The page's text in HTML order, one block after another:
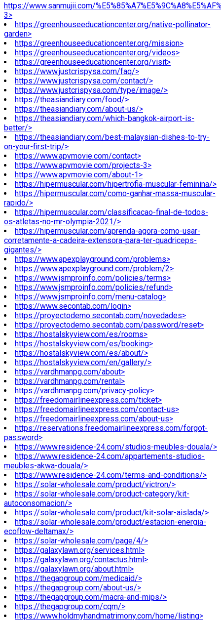
https://www.sanmujii.com/
3>
https://greenhouseeducationcenter.org/native-pollinator-
garden>
https://greenhouseeducationcenter.org/mission>
https://greenhouseeducationcenter.org/videos>
https://greenhouseeducationcenter.org/visit>
https://www.justcrispysa.com/faq/>
https://www.justcrispysa.com/contact/>
https://www.justcrispysa.com/type/image/>
https://theasiandiary.com/food/>
https://theasiandiary.com/about-us/>
https://theasiandiary.com/which-bangkok-airport-is-
better/>
https://theasiandiary.com/best-malaysian-dishes-to-try-
on-your-first-trip/>
https://www.apvmovie.com/contact>
https://www.apvmovie.com/projects-3>
https://www.apvmovie.com/about-1>
https://hipermuscular.com/hipertrofia-muscular-feminina/>
https://hipermuscular.com/como-ganhar-massa-muscular-
rapido/>
https://hipermuscular.com/classificacao-final-de-todos-
os-atletas-no-mr-olympia-2021/>
https://hipermuscular.com/aprenda-agora-como-usar-
corretamente-a-cadeira-extensora-para-ter-quadriceps-
gigantes/>
https://www.apexplayground.com/problems>
https://www.apexplayground.com/problem/2>
https://www.jsmproinfo.com/policies/terms>
https://www.jsmproinfo.com/policies/refund>
https://www.jsmproinfo.com/menu-catalog>
https://www.secontab.com/login>
https://proyectodemo.secontab.com/novedades>
https://proyectodemo.secontab.com/password/reset>
https://hostalskyview.com/es/rooms>
https://hostalskyview.com/es/booking>
https://hostalskyview.com/es/about/>
https://hostalskyview.com/en/gallery/>
https://vardhmanpg.com/about>
https://vardhmanpg.com/rental>
https://vardhmanpg.com/privacy-policy>
https://freedomairlineexpress.com/ticket>
https://freedomairlineexpress.com/contact-us>
https://freedomairlineexpress.com/about-us>
https://reservations.freedomairlineexpress.com/forgot-
password>
https://www.residence-24.com/studios-meubles-douala/>
https://www.residence-24.com/appartements-studios-
meubles-akwa-douala/>
https://www.residence-24.com/terms-and-conditions/>
https://solar-wholesale.com/product/victron/>
https://solar-wholesale.com/product-category/kit-
autoconsomacion/>
https://solar-wholesale.com/product/kit-solar-aislada/>
https://solar-wholesale.com/product/estacion-energia-
ecoflow-deltamax/>
https://solar-wholesale.com/page/4/>
https://galaxylawn.org/services.html>
https://galaxylawn.org/contactus.html>
https://galaxylawn.org/about.html>
https://thegapgroup.com/medicaid/>
https://thegapgroup.com/about-us/>
https://thegapgroup.com/macra-and-mips/>
https://thegapgroup.com/cqm/>
https://www.holdmyhandmatrimony.com/home/listing>